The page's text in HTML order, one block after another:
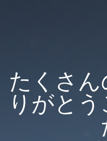
たくさん
りがとう